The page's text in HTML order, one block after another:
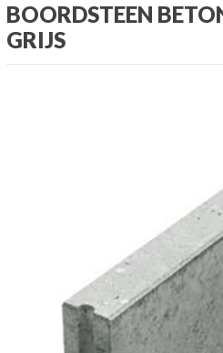
BOORDSTEEN
GRIJS